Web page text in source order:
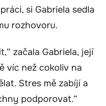
si Gabriela sedla
rozhovoru.
začala Gabriela, její
víc než cokoliv na
Stres mě zabíjí a
podporovat.“